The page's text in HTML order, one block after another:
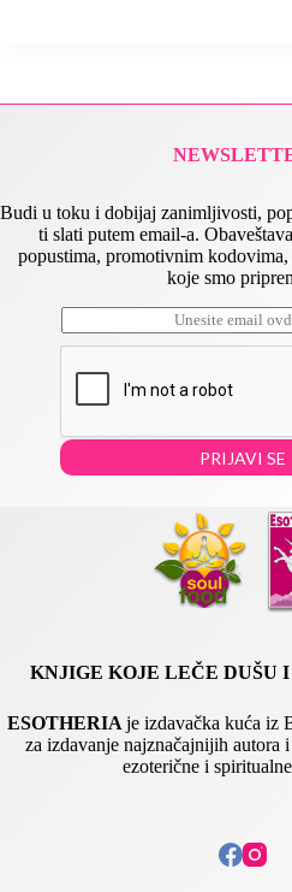
Budi u toku i dobijaj zanimljivosti,
ti slati putem email-a.
popustima, promotivnim
koje smo
m
m
m
PRIJAVI SE
KNJIGE KOJE LEČE DUŠU
ESOTHERIAje izdavačka kuća iz
za izdavanje najznačajnijih autora
ezoterične i